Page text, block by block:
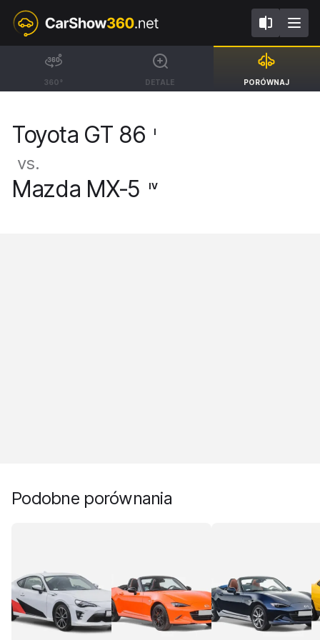
360° DETALE PORÓWNAJ
Toyota GT 86 Mazda MX-5
Toyota GT 86 I
vs.
Mazda MX-5 IV
Podobne porównania